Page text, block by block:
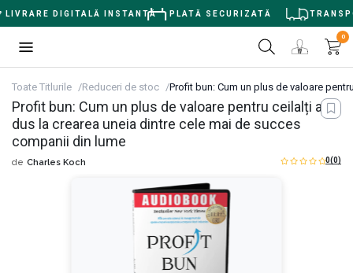
DIGITALĂ INSTANTĂ PLATĂ SECURIZATĂ
0
Toate Titlurile Reduceri de stoc Profit bun: Cum un plus de valoare
Profit bun: Cum un plus de valoare pentru ceilalți a
dus la crearea uneia dintre cele mai de succes
companii din lume
de Charles Koch 0(0)